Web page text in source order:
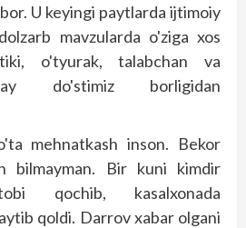
U keyingi paytlarda ijtimoiy
mavzularda o'ziga xos
o'tyurak, talabchan va
do'stimiz borligidan
mehnatkash inson. Bekor
bilmayman. Bir kuni kimdir
qochib, kasalxonada
qoldi. Darrov xabar olgani